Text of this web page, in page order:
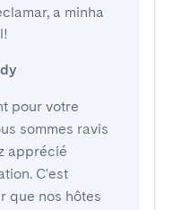
a minha
pour votre
sommes ravis
apprécié
C'est
que nos hôtes